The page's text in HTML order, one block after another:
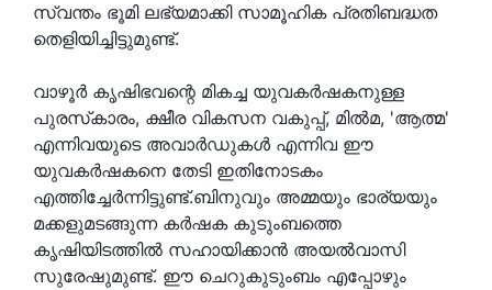
സ്വന്തം ഭൂമി ലഭ്യമാക്കി സാമൂഹിക പ്രതിബദ്ധത
തെളിയിച്ചിട്ടുമുണ്ട്.
വാഴൂര്‍ കൃഷിഭവന്റെ മികച്ച യുവകര്‍ഷകനുള്ള
പുരസ്‌കാരം, ക്ഷീര വികസന വകുപ്പ്, മില്‍മ, 'ആത്മ'
എന്നിവയുടെ അവാര്‍ഡുകള്‍ എന്നിവ ഈ
യുവകര്‍ഷകനെ തേടി ഇതിനോടകം
എത്തിച്ചേര്‍ന്നിട്ടുണ്ട്.ബിനുവും അമ്മയും ഭാര്യയും
മക്കളുമടങ്ങുന്ന കര്‍ഷക കുടുംബത്തെ
കൃഷിയിടത്തില്‍ സഹായിക്കാന്‍ അയല്‍വാസി
സുരേഷുമുണ്ട്. ഈ ചെറുകുടുംബം എപ്പോഴും